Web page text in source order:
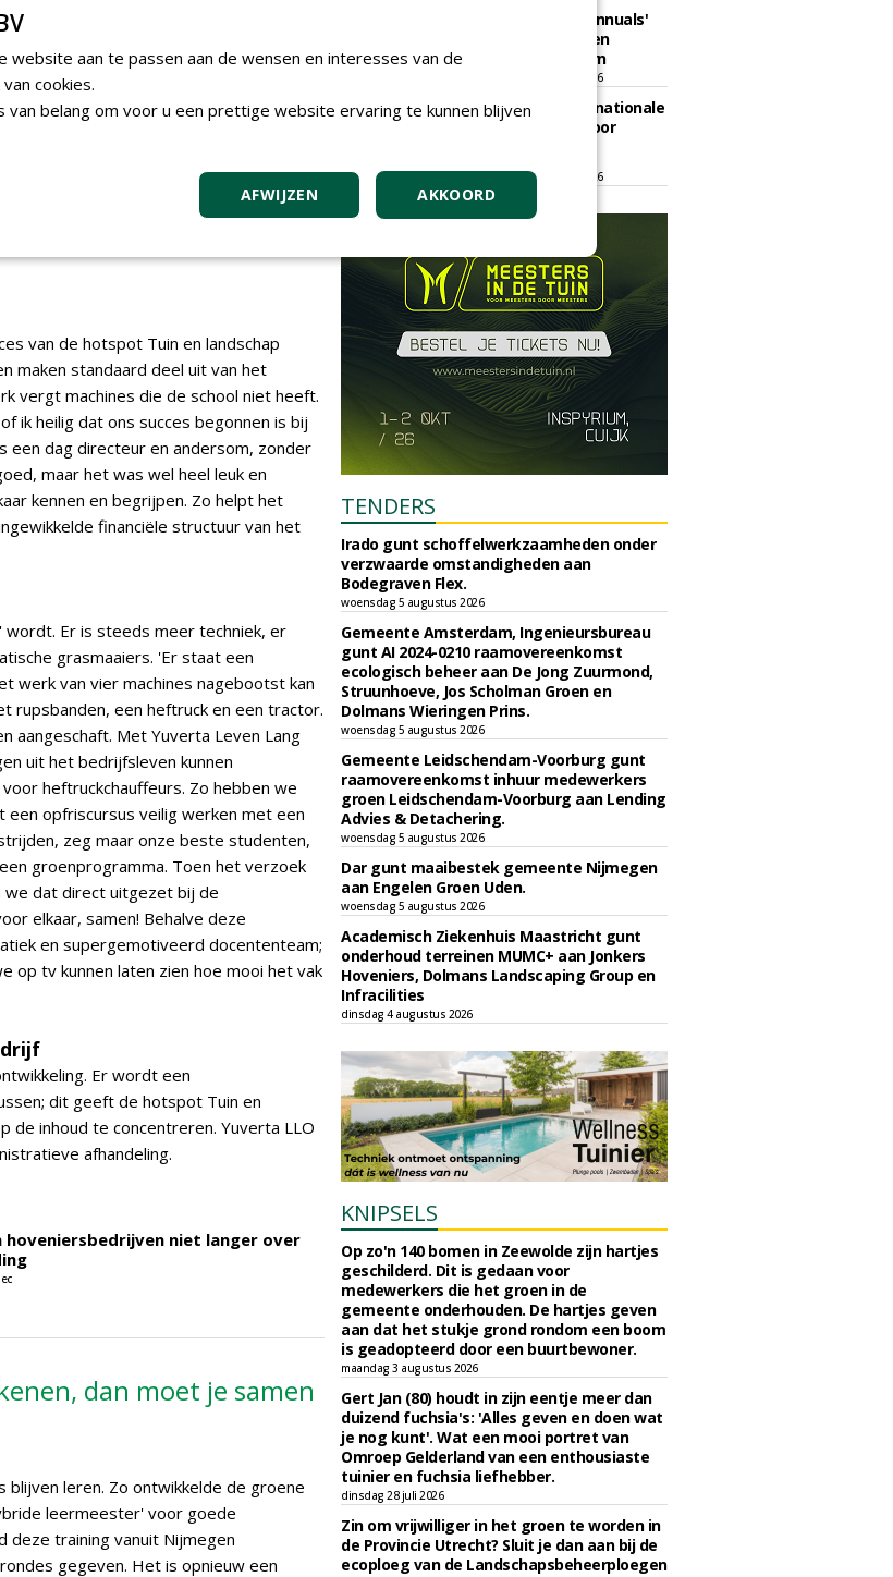
Tuin en landschap samen met de
dagen worden opgepakt door deze
over de opleiding. In november
de studenten en de
We hebben pleinen gecreëerd
Het was een ontzettend leuke dag
ouders van studenten. De
dat kon je zien doordat
workshops gaven. "Samen" is wel het
van de hotspot Tuin en landschap
maken standaard deel uit van het
vergt machines die de school niet heeft.
ik heilig dat ons succes begonnen is bij
een dag directeur en andersom, zonder
maar het was wel heel leuk en
kennen en begrijpen. Zo helpt het
financiële structuur van het
Er is steeds meer techniek, er
grasmaaiers. 'Er staat een
werk van vier machines nagebootst kan
rupsbanden, een heftruck en een tractor.
aangeschaft. Met Yuverta Leven Lang
uit het bedrijfsleven kunnen
heftruckchauffeurs. Zo hebben we
opfriscursus veilig werken met een
zeg maar onze beste studenten,
groenprogramma. Toen het verzoek
we dat direct uitgezet bij de
elkaar, samen! Behalve deze
en supergemotiveerd docententeam;
op tv kunnen laten zien hoe mooi het vak
Er wordt een
dit geeft de hotspot Tuin en
de inhoud te concentreren. Yuverta LLO
afhandeling.
hoveniersbedrijven niet langer over
dan moet je samen
leren. Zo ontwikkelde de groene
leermeester' voor goede
deze training vanuit Nijmegen
gegeven. Het is opnieuw een
Vakdag 'All About Annuals'
zet eenjarige planten
centraal in Appeltern
donderdag 27 augustus 2026
GaLaBau 2026: internationale
ontmoetingsplek voor
t/m vrijdag 18 september 2026
TENDERS
Irado gunt schoffelwerkzaamheden onder
verzwaarde omstandigheden aan
Bodegraven Flex.
woensdag 5 augustus 2026
Gemeente Amsterdam, Ingenieursbureau
gunt AI 2024-0210 raamovereenkomst
ecologisch beheer aan De Jong Zuurmond,
Struunhoeve, Jos Scholman Groen en
Dolmans Wieringen Prins.
woensdag 5 augustus 2026
Gemeente Leidschendam-Voorburg gunt
raamovereenkomst inhuur medewerkers
groen Leidschendam-Voorburg aan Lending
Advies & Detachering.
woensdag 5 augustus 2026
Dar gunt maaibestek gemeente Nijmegen
aan Engelen Groen Uden.
woensdag 5 augustus 2026
Academisch Ziekenhuis Maastricht gunt
onderhoud terreinen MUMC+ aan Jonkers
Hoveniers, Dolmans Landscaping Group en
Infracilities
dinsdag 4 augustus 2026
KNIPSELS
Op zo'n 140 bomen in Zeewolde zijn hartjes
geschilderd. Dit is gedaan voor
medewerkers die het groen in de
gemeente onderhouden. De hartjes geven
aan dat het stukje grond rondom een boom
is geadopteerd door een buurtbewoner.
maandag 3 augustus 2026
Gert Jan (80) houdt in zijn eentje meer dan
duizend fuchsia's: 'Alles geven en doen wat
je nog kunt'. Wat een mooi portret van
Omroep Gelderland van een enthousiaste
tuinier en fuchsia liefhebber.
dinsdag 28 juli 2026
Zin om vrijwilliger in het groen te worden in
de Provincie Utrecht? Sluit je dan aan bij de
ecoploeg van de Landschapsbeheerploegen
website aan te passen aan de wensen en interesses van de
cookies.
van belang om voor u een prettige website ervaring te kunnen blijven
AKKOORD
AFWIJZEN